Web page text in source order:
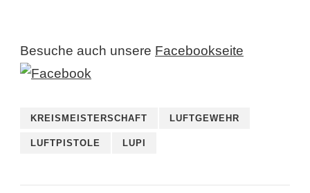
Besuche auch unsere Facebookseite
KREISMEISTERSCHAFT LUFTGEWEHR
LUFTPISTOLE LUPI